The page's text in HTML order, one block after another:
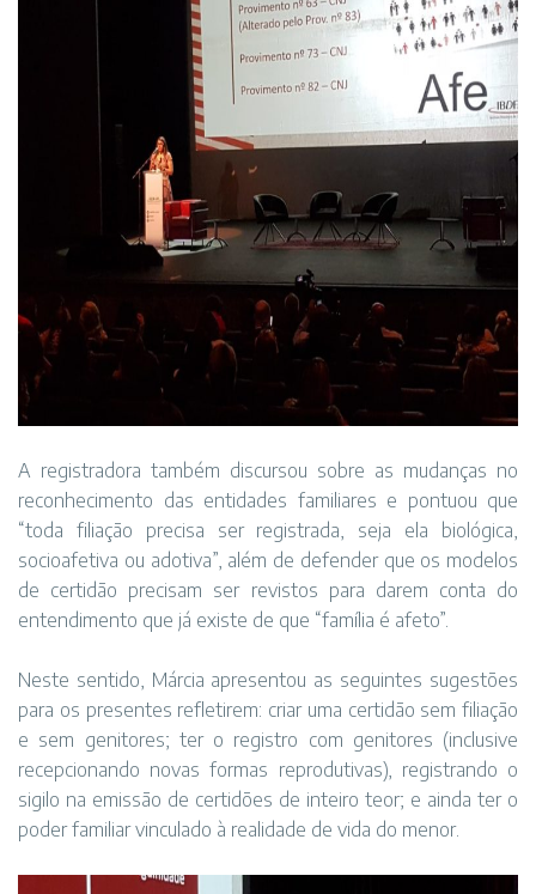
A registradora também discursou sobre as mudanças no
reconhecimento das entidades familiares e pontuou que
“toda filiação precisa ser registrada, seja ela biológica,
socioafetiva ou adotiva”, além de defender que os modelos
de certidão precisam ser revistos para darem conta do
entendimento que já existe de que “família é afeto”.
Neste sentido, Márcia apresentou as seguintes sugestões
para os presentes refletirem: criar uma certidão sem filiação
e sem genitores; ter o registro com genitores (inclusive
recepcionando novas formas reprodutivas), registrando o
sigilo na emissão de certidões de inteiro teor; e ainda ter o
poder familiar vinculado à realidade de vida do menor.